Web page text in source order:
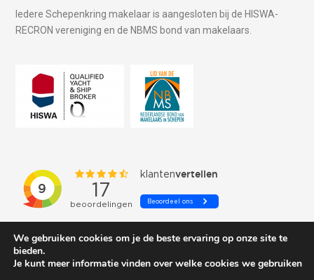
Iedere Schepenkring makelaar is aangesloten bij de HISWA-
RECRON vereniging en de NBMS bond van makelaars.
We gebruiken cookies om je de beste ervaring op onze site te
bieden.
Je kunt meer informatie vinden over welke cookies we gebruiken